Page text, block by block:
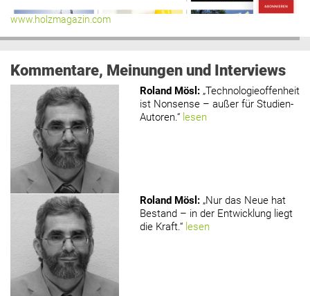
www.holzmagazin.com
Kommentare, Meinungen und Interviews
Roland Mösl : „Technologieoffenheit
ist Nonsense – außer für Studien-
Autoren.“ lesen
Roland Mösl : „Nur das Neue hat
Bestand – in der Entwicklung liegt
die Kraft.“ lesen